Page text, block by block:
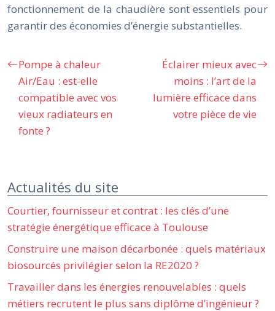
fonctionnement de la chaudière sont essentiels pour
garantir des économies d’énergie substantielles.
Pompe à chaleur
Air/Eau : est-elle
compatible avec vos
vieux radiateurs en
fonte ?
Éclairer mieux avec
moins : l’art de la
lumière efficace dans
votre pièce de vie
Actualités du site
Courtier, fournisseur et contrat : les clés d’une
stratégie énergétique efficace à Toulouse
Construire une maison décarbonée : quels matériaux
biosourcés privilégier selon la RE2020 ?
Travailler dans les énergies renouvelables : quels
métiers recrutent le plus sans diplôme d’ingénieur ?